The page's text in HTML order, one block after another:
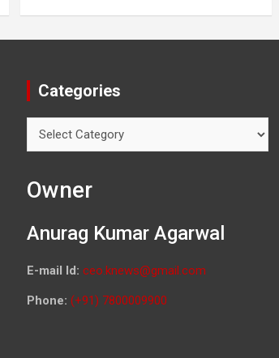
Categories
Owner
Anurag Kumar Agarwal
E-mail Id: ceo.knews@gmail.com
Phone: (+91) 7800009900